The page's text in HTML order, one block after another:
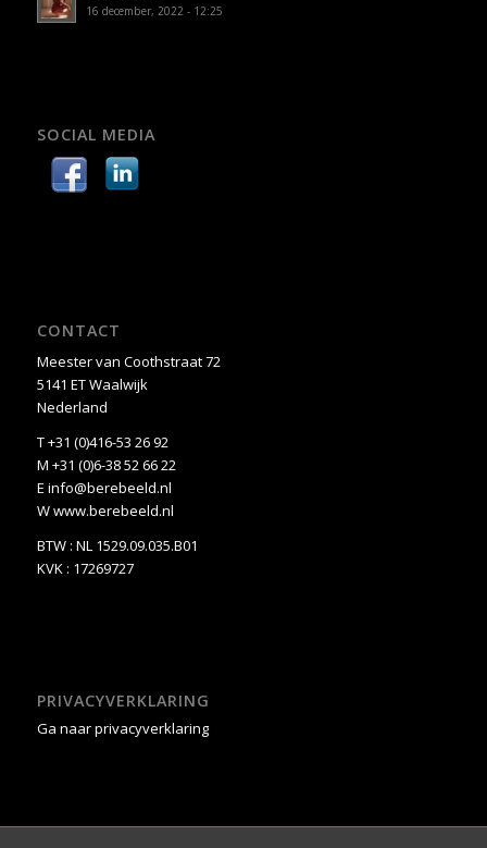
16 december, 2022 - 12:25
SOCIAL MEDIA
CONTACT
Meester van Coothstraat 72
5141 ET Waalwijk
Nederland
T +31 (0)416-53 26 92
M +31 (0)6-38 52 66 22
E info@berebeeld.nl
Wwww.berebeeld.nl
BTW : NL 1529.09.035.B01
KVK : 17269727
PRIVACYVERKLARING
Ga naar privacyverklaring